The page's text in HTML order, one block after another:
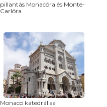
pillantás Monacóra és Monte-
Carlóra
Monaco katedrálisa